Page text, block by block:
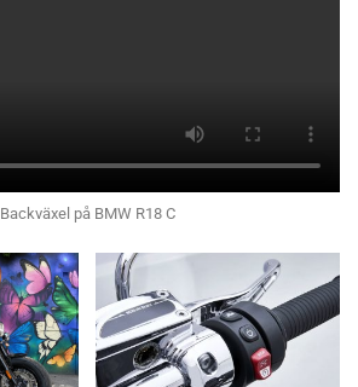
Backväxel på BMW R18 C